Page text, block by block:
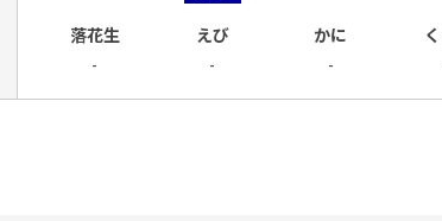
落花生 えび かに
-
- -